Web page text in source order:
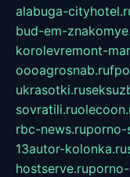
alabuga-
bud-em-
korolevremont-
oooagrosnab.ru
ukrasotki.ru
sovratili.ru
rbc-news.ruporno-
13autor-kolonka.ru
hostserve.ru